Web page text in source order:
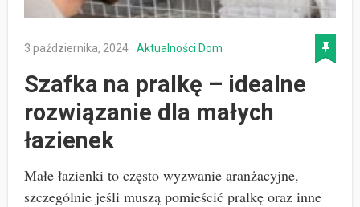
3 października, 2024 Aktualności Dom
Szafka na pralkę – idealne
rozwiązanie dla małych
łazienek
Małe łazienki to często wyzwanie aranżacyjne,
szczególnie jeśli muszą pomieścić pralkę oraz inne